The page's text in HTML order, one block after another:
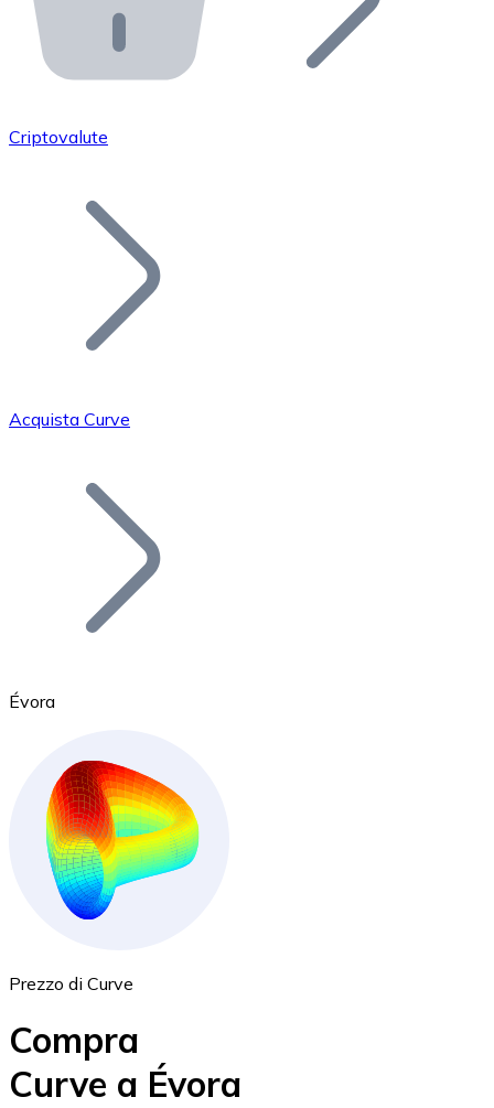
API Bitnovo
Integra la nostra API nel tuo ecosistema.
Unisciti alla nostra rete di rivenditori e
Aggiungi il token del tuo progetto al nostro servizio di
Bitcoin
Ethereum
ETH
Criptovalute
Acquista Curve
Évora
Prezzo di Curve
Compra
Curve a Évora